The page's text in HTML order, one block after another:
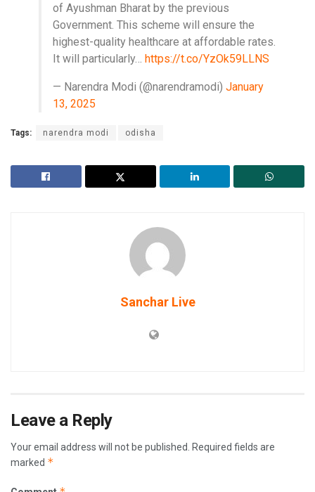
of Ayushman Bharat by the previous
Government. This scheme will ensure the
highest-quality healthcare at affordable rates.
It will particularly… https://t.co/YzOk59LLNS
— Narendra Modi (@narendramodi) January
13, 2025
Tags: narendra modi odisha
Sanchar Live
Leave a Reply
Your email address will not be published.
Required fields are
marked *